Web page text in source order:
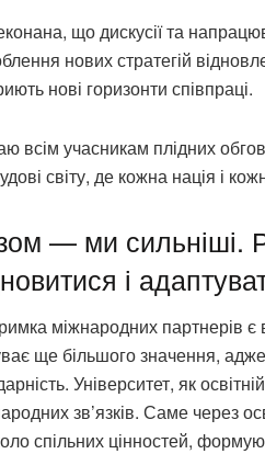
що дискусії та
нових стратегій
нові горизонти співпраці.
всім учасникам плідних
світу, де кожна нація і
— ми сильніші.
і
міжнародних партнерів
ще більшого значення,
Університет, як
зв’язків. Саме через
спільних цінностей,